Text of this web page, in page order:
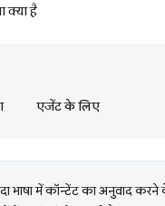
क्या है
एजेंट के लिए
भाषा में कॉन्टेंट का अनुवाद